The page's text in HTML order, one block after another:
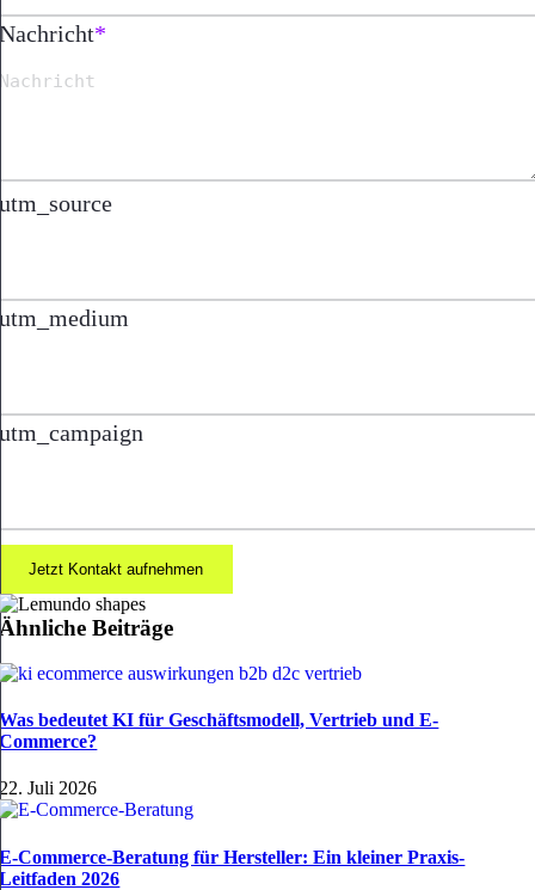
Nachricht*
utm_source
utm_medium
utm_campaign
Jetzt Kontakt aufnehmen
Ähnliche Beiträge
Was bedeutet KI für Geschäftsmodell, Vertrieb und E-
Commerce?
22. Juli 2026
E-Commerce-Beratung für Hersteller: Ein kleiner Praxis-
Leitfaden 2026